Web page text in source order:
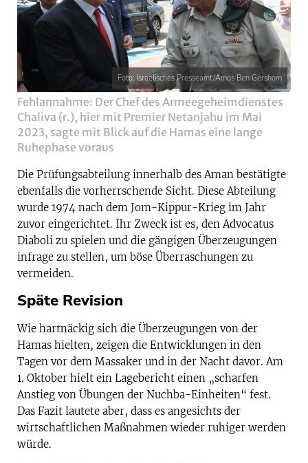
Foto: Israelisches Presseamt/Amos Ben Gershom
Fehlannahme: Der Chef des Armeegeheimdienstes
Chaliva (r.), hier mit Premier Netanjahu im Mai
2023, sagte mit Blick auf die Hamas eine lange
Ruhephase voraus
Die Prüfungsabteilung innerhalb des Aman bestätigte
ebenfalls die vorherrschende Sicht. Diese Abteilung
wurde 1974 nach dem Jom-Kippur-Krieg im Jahr
zuvor eingerichtet. Ihr Zweck ist es, den Advocatus
Diaboli zu spielen und die gängigen Überzeugungen
infrage zu stellen, um böse Überraschungen zu
vermeiden.
Späte Revision
Wie hartnäckig sich die Überzeugungen von der
Hamas hielten, zeigen die Entwicklungen in den
Tagen vor dem Massaker und in der Nacht davor. Am
1. Oktober hielt ein Lagebericht einen „scharfen
Anstieg von Übungen der Nuchba-­Einheiten“ fest.
Das Fazit lautete aber, dass es angesichts der
wirtschaftlichen Maßnahmen wieder ruhiger werden
würde.